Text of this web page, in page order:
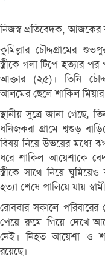
নিজস্ব প্রতিবেদক, আজকের
কুমিল্লার চৌদ্দগ্রামের
স্ত্রীকে গলা টিপে হত্যার
আক্তার (২৫)। তিনি
আলমের ছেলে শাকিল মিয়ার
স্থানীয় সুত্রে জানা গেছে,
ধনিজকরা গ্রামে শ্বশুড়
বিষয় নিয়ে উভয়ের মধ্যে
ধরে শাকিল আয়েশাকে
স্ত্রীকে সাথে নিয়ে
হত্যা শেষে পালিয়ে যায়
রোববার সকালে
পেয়ে রুমে গিয়ে দেখে-
নেই। নিহত আয়েশা ও
রয়েছে।